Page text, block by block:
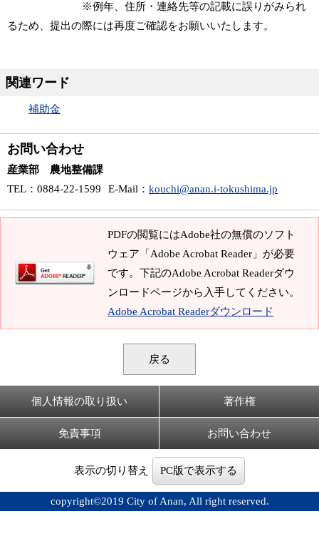
※例年、住所・連絡先等の記載に誤りがみられ
るため、提出の際には再度ご確認をお願いいたします。
関連ワード
補助金
お問い合わせ
産業部 農地整備課
TEL ：0884-22-1599 E-Mail ： kouchi@anan.i-tokushima.jp
PDFの閲覧にはAdobe社の無償のソフト
ウェア「Adobe Acrobat Reader」が必要
です。下記のAdobe Acrobat Readerダウ
ンロードページから入手してください。
Adobe Acrobat Readerダウンロード
戻る
個人情報の取り扱い 著作権
免責事項 お問い合わせ
表示の切り替え PC版で表示する
copyright©2019 City of Anan, All right reserved.